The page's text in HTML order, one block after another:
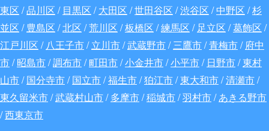
東区 /品川区 / 目黒区 /大田区 /世田谷区 /渋谷区 /中野区 /杉
並区 /豊島区 /北区 /荒川区 /板橋区 /練馬区 / 足立区 /葛飾区 /
江戸川区 / 八王子市/立川市/武蔵野市/三鷹市/青梅市/ 府中
市/昭島市/調布市/町田市/小金井市/小平市/ 日野市/東村
山市/国分寺市/国立市/福生市/狛江市/東大和市/清瀬市/
東久留米市/武蔵村山市/多摩市/稲城市/羽村市/あきる野市
/西東京市